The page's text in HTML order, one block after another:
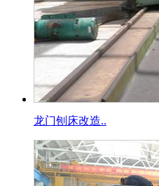
龙门刨床改造..